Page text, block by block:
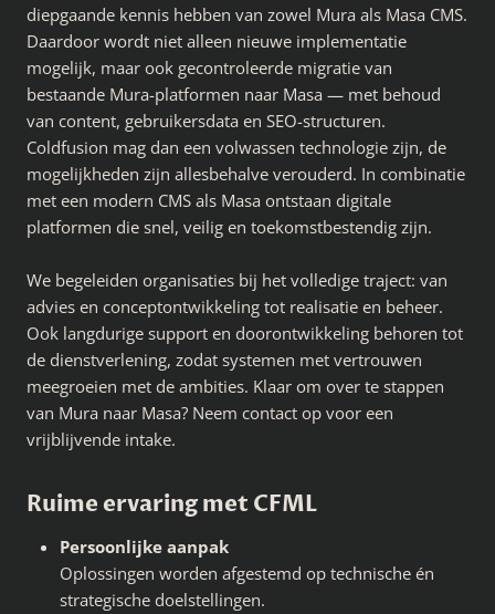
diepgaande kennis hebben van zowel Mura als Masa CMS.
Daardoor wordt niet alleen nieuwe implementatie
mogelijk, maar ook gecontroleerde migratie van
bestaande Mura-platformen naar Masa — met behoud
van content, gebruikersdata en SEO-structuren.
Coldfusion mag dan een volwassen technologie zijn, de
mogelijkheden zijn allesbehalve verouderd. In combinatie
met een modern CMS als Masa ontstaan digitale
platformen die snel, veilig en toekomstbestendig zijn.
We begeleiden organisaties bij het volledige traject: van
advies en conceptontwikkeling tot realisatie en beheer.
Ook langdurige support en doorontwikkeling behoren tot
de dienstverlening, zodat systemen met vertrouwen
meegroeien met de ambities. Klaar om over te stappen
van Mura naar Masa? Neem contact op voor een
vrijblijvende intake.
Ruime ervaring met CFML
Persoonlijke aanpak
Oplossingen worden afgestemd op technische én
strategische doelstellingen.